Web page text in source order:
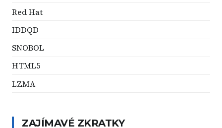
Red Hat
IDDQD
SNOBOL
HTML5
LZMA
ZAJÍMAVÉ ZKRATKY